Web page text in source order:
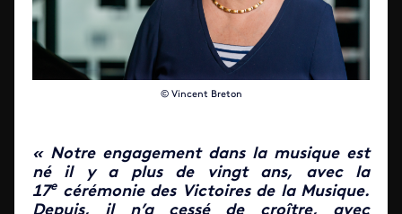
© Vincent Breton
« Notre engagement dans la musique est
né il y a plus de vingt ans, avec la
17ecérémonie des Victoires de la Musique.